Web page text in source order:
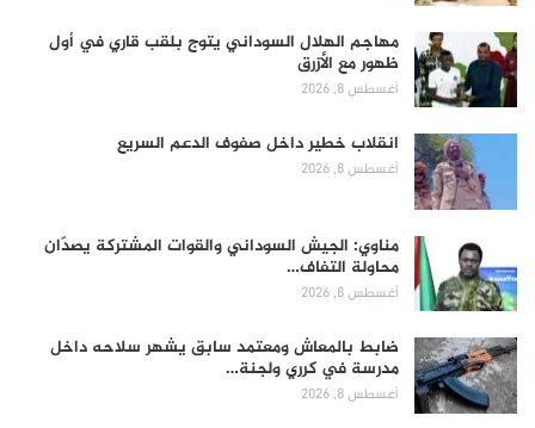
مهاجم الهلال السوداني يتوج بلقب قاري في أول
ظهور مع الأزرق
أغسطس 8, 2026
انقلاب خطير داخل صفوف الدعم السريع
أغسطس 8, 2026
مناوي: الجيش السوداني والقوات المشتركة يصدّان
محاولة التفاف…
أغسطس 8, 2026
ضابط بالمعاش ومعتمد سابق يشهر سلاحه داخل
مدرسة في كرري ولجنة…
أغسطس 8, 2026